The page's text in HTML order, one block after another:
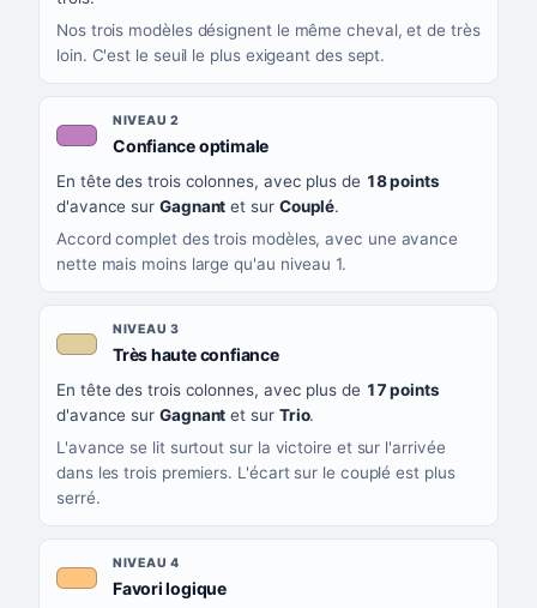
Nos trois modèles désignent le même cheval, et de très
loin. C'est le seuil le plus exigeant des sept.
NIVEAU 2
Confiance optimale, couleur mauve
En tête des trois colonnes, avec plus de 18 points
d'avance sur Gagnant et sur Couplé.
Accord complet des trois modèles, avec une avance
nette mais moins large qu'au niveau 1.
NIVEAU 3
Très haute confiance, couleur beige
En tête des trois colonnes, avec plus de 17 points
d'avance sur Gagnant et sur Trio.
L'avance se lit surtout sur la victoire et sur l'arrivée
dans les trois premiers. L'écart sur le couplé est plus
serré.
NIVEAU 4
Favori logique, couleur orange clair